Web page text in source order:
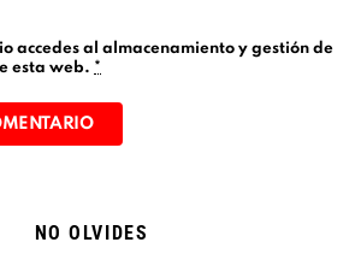
accedes al almacenamiento y gestión de
esta web. *
NO OLVIDES